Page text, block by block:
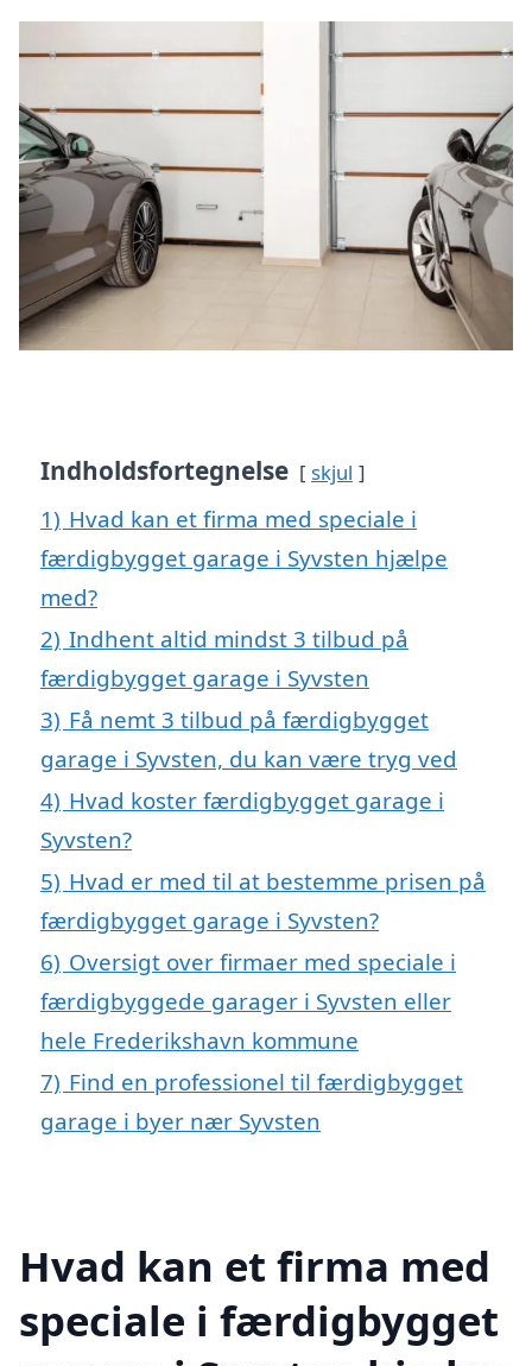
Indholdsfortegnelse skjul
1) Hvad kan et firma med speciale i
færdigbygget garage i Syvsten hjælpe
med?
2) Indhent altid mindst 3 tilbud på
færdigbygget garage i Syvsten
3) Få nemt 3 tilbud på færdigbygget
garage i Syvsten, du kan være tryg ved
4) Hvad koster færdigbygget garage i
Syvsten?
5) Hvad er med til at bestemme prisen på
færdigbygget garage i Syvsten?
6) Oversigt over firmaer med speciale i
færdigbyggede garager i Syvsten eller
hele Frederikshavn kommune
7) Find en professionel til færdigbygget
garage i byer nær Syvsten
Hvad kan et firma med
speciale i færdigbygget